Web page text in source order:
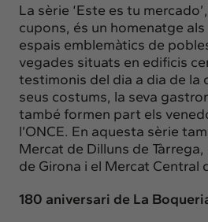
La sèrie ‘Este es tu mercado’
cupons, és un homenatge
espais emblemàtics de
vegades situats en edificis
testimonis del dia a dia de la
seus costums, la seva
també formen part els
l’ONCE. En aquesta sèrie
Mercat de Dilluns de
de Girona i el Mercat Central
180 aniversari de La